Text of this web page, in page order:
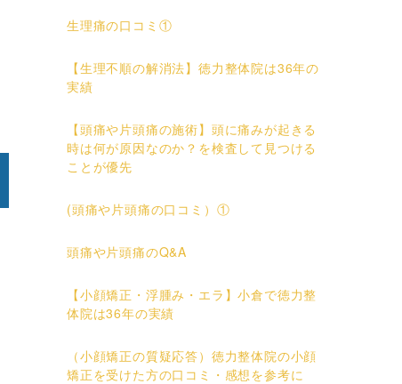
生理痛の口コミ①
【生理不順の解消法】徳力整体院は36年の
実績
【頭痛や片頭痛の施術】頭に痛みが起きる
時は何が原因なのか？を検査して見つける
ことが優先
(頭痛や片頭痛の口コミ）①
頭痛や片頭痛のQ&A
【小顔矯正・浮腫み・エラ】小倉で徳力整
体院は36年の実績
（小顔矯正の質疑応答）徳力整体院の小顔
矯正を受けた方の口コミ・感想を参考に